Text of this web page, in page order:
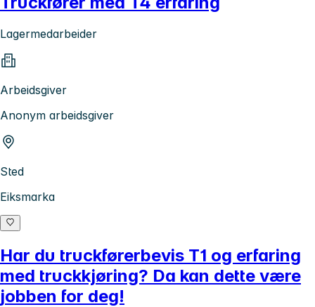
Lagermedarbeider
Arbeidsgiver
Anonym arbeidsgiver
Sted
Eiksmarka
Har du truckførerbevis T1 og erfaring
med truckkjøring? Da kan dette være
jobben for deg!